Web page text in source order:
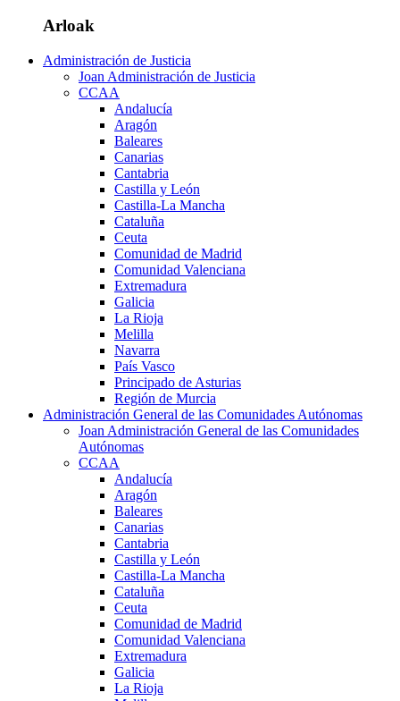
Arloak
Administración de Justicia
Joan Administración de Justicia
CCAA
Andalucía
Aragón
Baleares
Canarias
Cantabria
Castilla y León
Castilla-La Mancha
Cataluña
Ceuta
Comunidad de Madrid
Comunidad Valenciana
Extremadura
Galicia
La Rioja
Melilla
Navarra
País Vasco
Principado de Asturias
Región de Murcia
Administración General de las Comunidades Autónomas
Joan Administración General de las Comunidades
Autónomas
CCAA
Andalucía
Aragón
Baleares
Canarias
Cantabria
Castilla y León
Castilla-La Mancha
Cataluña
Ceuta
Comunidad de Madrid
Comunidad Valenciana
Extremadura
Galicia
La Rioja